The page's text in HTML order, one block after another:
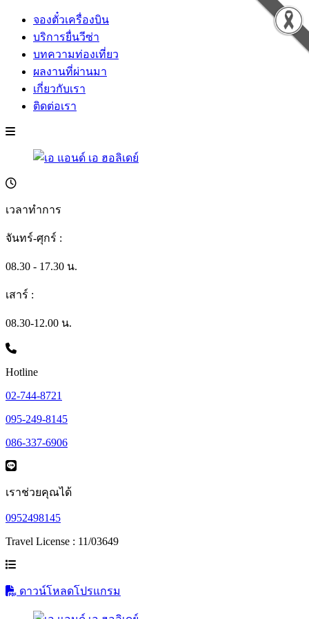
จองตั๋วเครื่องบิน
บริการยื่นวีซ่า
บทความท่องเที่ยว
ผลงานที่ผ่านมา
เกี่ยวกับเรา
ติดต่อเรา
เวลาทำการ
จันทร์-ศุกร์ :
08.30 - 17.30 น.
เสาร์ :
08.30-12.00 น.
Hotline
02-744-8721
095-249-8145
086-337-6906
เราช่วยคุณได้
0952498145
Travel License : 11/03649
ดาวน์โหลดโปรแกรม